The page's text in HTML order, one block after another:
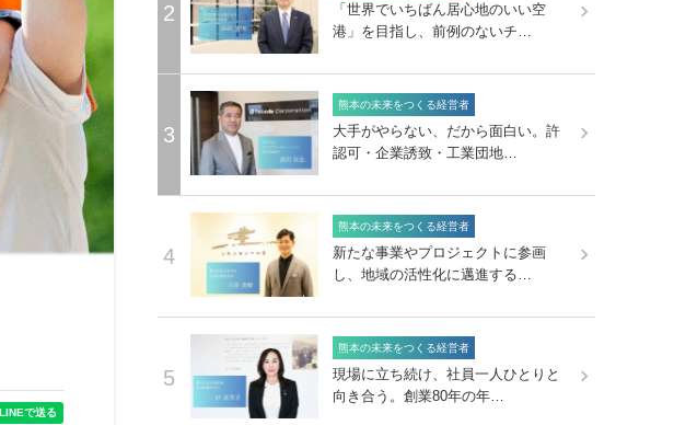
2
「世界でいちばん居心地のいい空
港」を目指し、前例のないチ…
3
熊本の未来をつくる経営者
大手がやらない、だから面白い。許
認可・企業誘致・工業団地…
4
熊本の未来をつくる経営者
新たな事業やプロジェクトに参画
し、地域の活性化に邁進する…
5
熊本の未来をつくる経営者
現場に立ち続け、社員一人ひとりと
向き合う。創業80年の年…